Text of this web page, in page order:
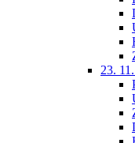
23.